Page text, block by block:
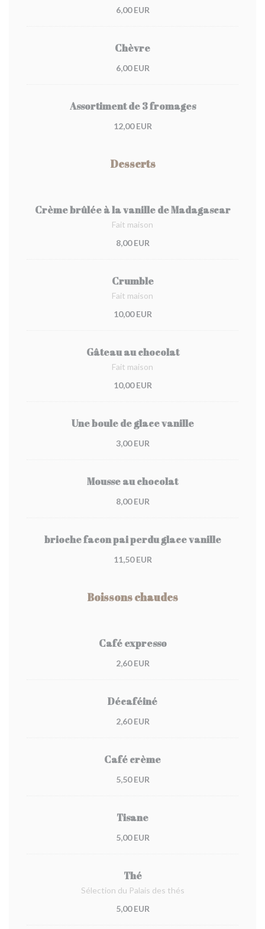
6,00 EUR
Chèvre
6,00 EUR
Assortiment de 3 fromages
12,00 EUR
Desserts
Crème brûlée à la vanille de Madagascar
Fait maison
8,00 EUR
Crumble
Fait maison
10,00 EUR
Gâteau au chocolat
Fait maison
10,00 EUR
Une boule de glace vanille
3,00 EUR
Mousse au chocolat
8,00 EUR
brioche facon pai perdu glace vanille
11,50 EUR
Boissons chaudes
Café expresso
2,60 EUR
Décaféiné
2,60 EUR
Café crème
5,50 EUR
Tisane
5,00 EUR
Thé
Sélection du Palais des thés
5,00 EUR